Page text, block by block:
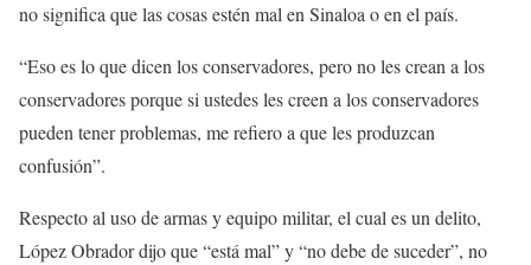
no significa que las cosas estén mal en Sinaloa o en el país.
“Eso es lo que dicen los conservadores, pero no les crean a los
conservadores porque si ustedes les creen a los conservadores
pueden tener problemas, me refiero a que les produzcan
confusión”.
Respecto al uso de armas y equipo militar, el cual es un delito,
López Obrador dijo que “está mal” y “no debe de suceder”, no